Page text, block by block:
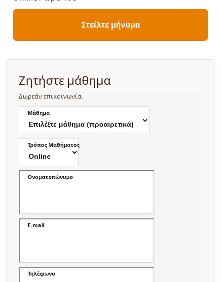
Στείλτε μήνυμα
Ζητήστε μάθημα
Δωρεάν επικοινωνία.
Μάθημα
Τρόπος Μαθήματος
Ονοματεπώνυμο
E-mail
Τηλέφωνο